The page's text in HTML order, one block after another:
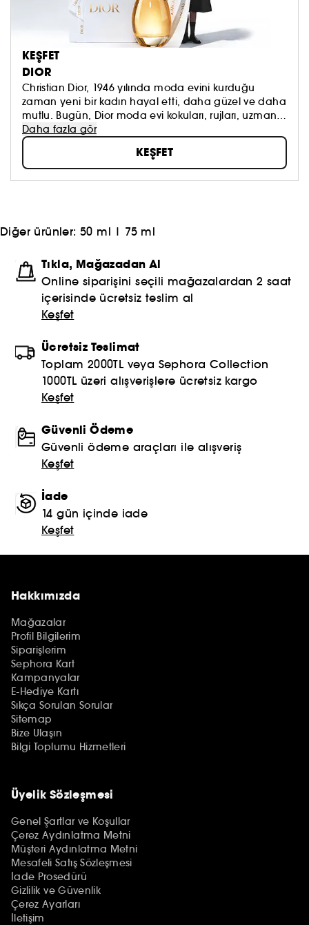
KEŞFET
DIOR
Christian Dior, 1946 yılında moda evini kurduğu
zaman yeni bir kadın hayal etti, daha güzel ve daha
mutlu. Bugün, Dior moda evi kokuları, rujları, uzman
cilt bakım ürünleri ve couture tasarımlarıyla mutlak
yaratıcılığı ve zerafeti kutluyor.
Daha fazla gör
KEŞFET
Diğer ürünler:50 ml | 75 ml
Tıkla, Mağazadan Al
Online siparişini seçili mağazalardan 2 saat
içerisinde ücretsiz teslim al
Keşfet
Ücretsiz Teslimat
Toplam 2000TL veya Sephora Collection
1000TL üzeri alışverişlere ücretsiz kargo
Keşfet
Güvenli Ödeme
Güvenli ödeme araçları ile alışveriş
Keşfet
İade
14 gün içinde iade
Keşfet
Hakkımızda
Mağazalar
Profil Bilgilerim
Siparişlerim
Sephora Kart
Kampanyalar
E-Hediye Kartı
Sıkça Sorulan Sorular
Sitemap
Bize Ulaşın
Bilgi Toplumu Hizmetleri
Üyelik Sözleşmesi
Genel Şartlar ve Koşullar
Çerez Aydınlatma Metni
Müşteri Aydınlatma Metni
Mesafeli Satış Sözleşmesi
İade Prosedürü
Gizlilik ve Güvenlik
Çerez Ayarları
İletişim